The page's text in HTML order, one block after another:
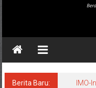
NEWS
Aktual
Berita Baru:
IMO-